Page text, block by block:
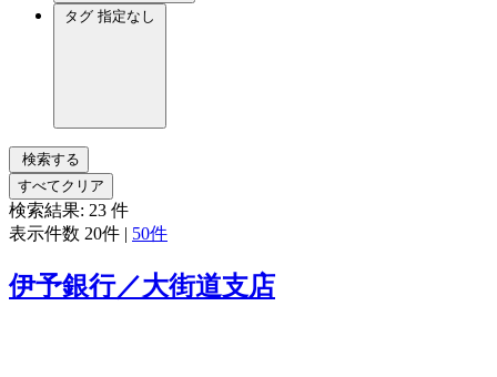
タグ 指定なし
検索する
すべてクリア
検索結果: 23 件
表示件数 20件 | 50件
伊予銀行／大街道支店